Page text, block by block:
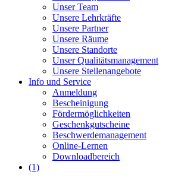
Unser Team
Unsere Lehrkräfte
Unsere Partner
Unsere Räume
Unsere Standorte
Unser Qualitätsmanagement
Unsere Stellenangebote
Info und Service
Anmeldung
Bescheinigung
Fördermöglichkeiten
Geschenkgutscheine
Beschwerdemanagement
Online-Lernen
Downloadbereich
(1)